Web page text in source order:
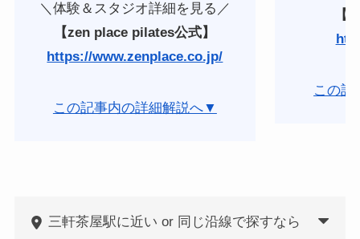
＼体験＆スタジオ詳細を見る／
【zen place pilates公式】
https://www.zenplace.co.jp/
この記事内の詳細解説へ▼
【
この
三軒茶屋駅に近い or 同じ沿線で探すなら